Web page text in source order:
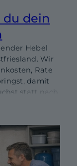
du dein
Hebel
Wir
Rate
damit
statt nach